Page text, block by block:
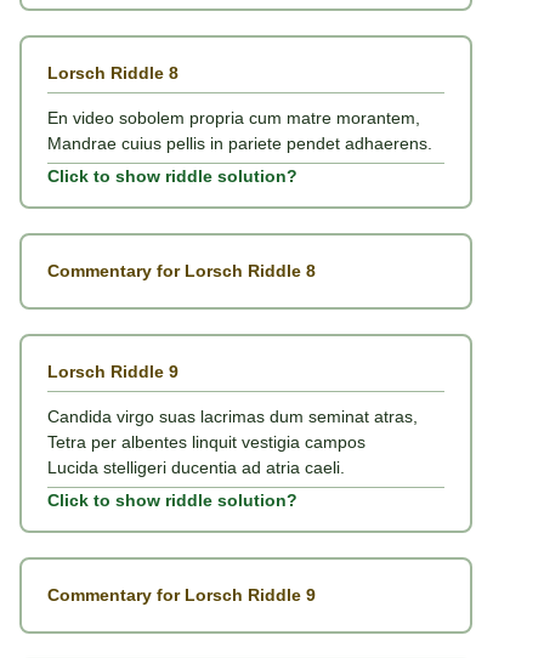
Lorsch Riddle 8
En video sobolem propria cum matre morantem,
Mandrae cuius pellis in pariete pendet adhaerens.
Click to show riddle solution?
Commentary for Lorsch Riddle 8
Lorsch Riddle 9
Candida virgo suas lacrimas dum seminat atras,
Tetra per albentes linquit vestigia campos
Lucida stelligeri ducentia ad atria caeli.
Click to show riddle solution?
Commentary for Lorsch Riddle 9